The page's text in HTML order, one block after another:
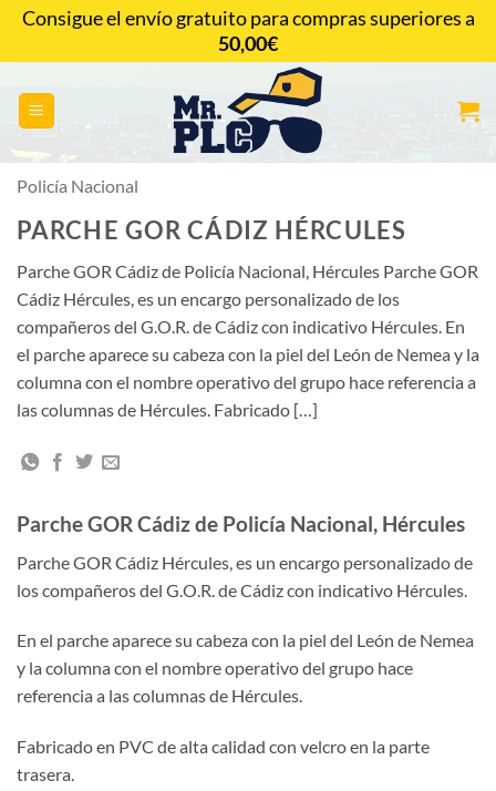
Saltar
contenido
CONTACTAR
Policía Nacional
PARCHE GOR CÁDIZ HÉRCULES
Parche GOR Cádiz de Policía Nacional, Hércules Parche GOR
Cádiz Hércules, es un encargo personalizado de los
compañeros del G.O.R. de Cádiz con indicativo Hércules. En
el parche aparece su cabeza con la piel del León de Nemea y la
columna con el nombre operativo del grupo hace referencia a
las columnas de Hércules. Fabricado […]
Parche GOR Cádiz de Policía Nacional, Hércules
Parche GOR Cádiz Hércules, es un encargo personalizado de
los compañeros del G.O.R. de Cádiz con indicativo Hércules.
En el parche aparece su cabeza con la piel del León de Nemea
y la columna con el nombre operativo del grupo hace
referencia a las columnas de Hércules.
Fabricado en PVC de alta calidad con velcro en la parte
trasera.
Consigue el envío gratuito para compras superiores a
50,00€